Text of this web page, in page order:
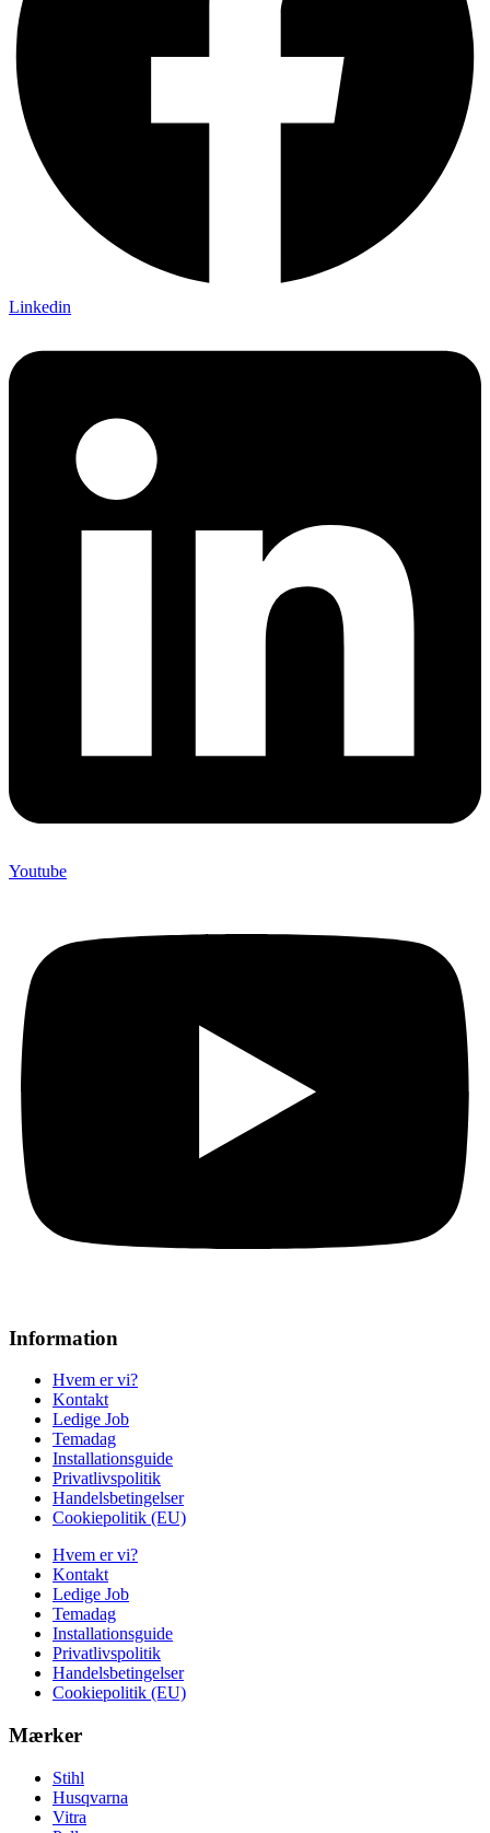
Linkedin
Youtube
Information
Hvem er vi?
Kontakt
Ledige Job
Temadag
Installationsguide
Privatlivspolitik
Handelsbetingelser
Cookiepolitik (EU)
Hvem er vi?
Kontakt
Ledige Job
Temadag
Installationsguide
Privatlivspolitik
Handelsbetingelser
Cookiepolitik (EU)
Mærker
Stihl
Husqvarna
Vitra